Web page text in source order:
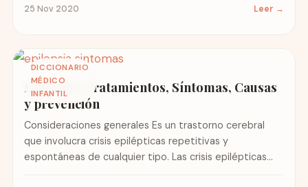
25 Nov 2020 Leer →
DICCIONARIO
MÉDICO
INFANTIL
Epilepsia: Tratamientos, Síntomas, Causas
y prevención
Consideraciones generales Es un trastorno cerebral
que involucra crisis epilépticas repetitivas y
espontáneas de cualquier tipo. Las crisis epilépticas